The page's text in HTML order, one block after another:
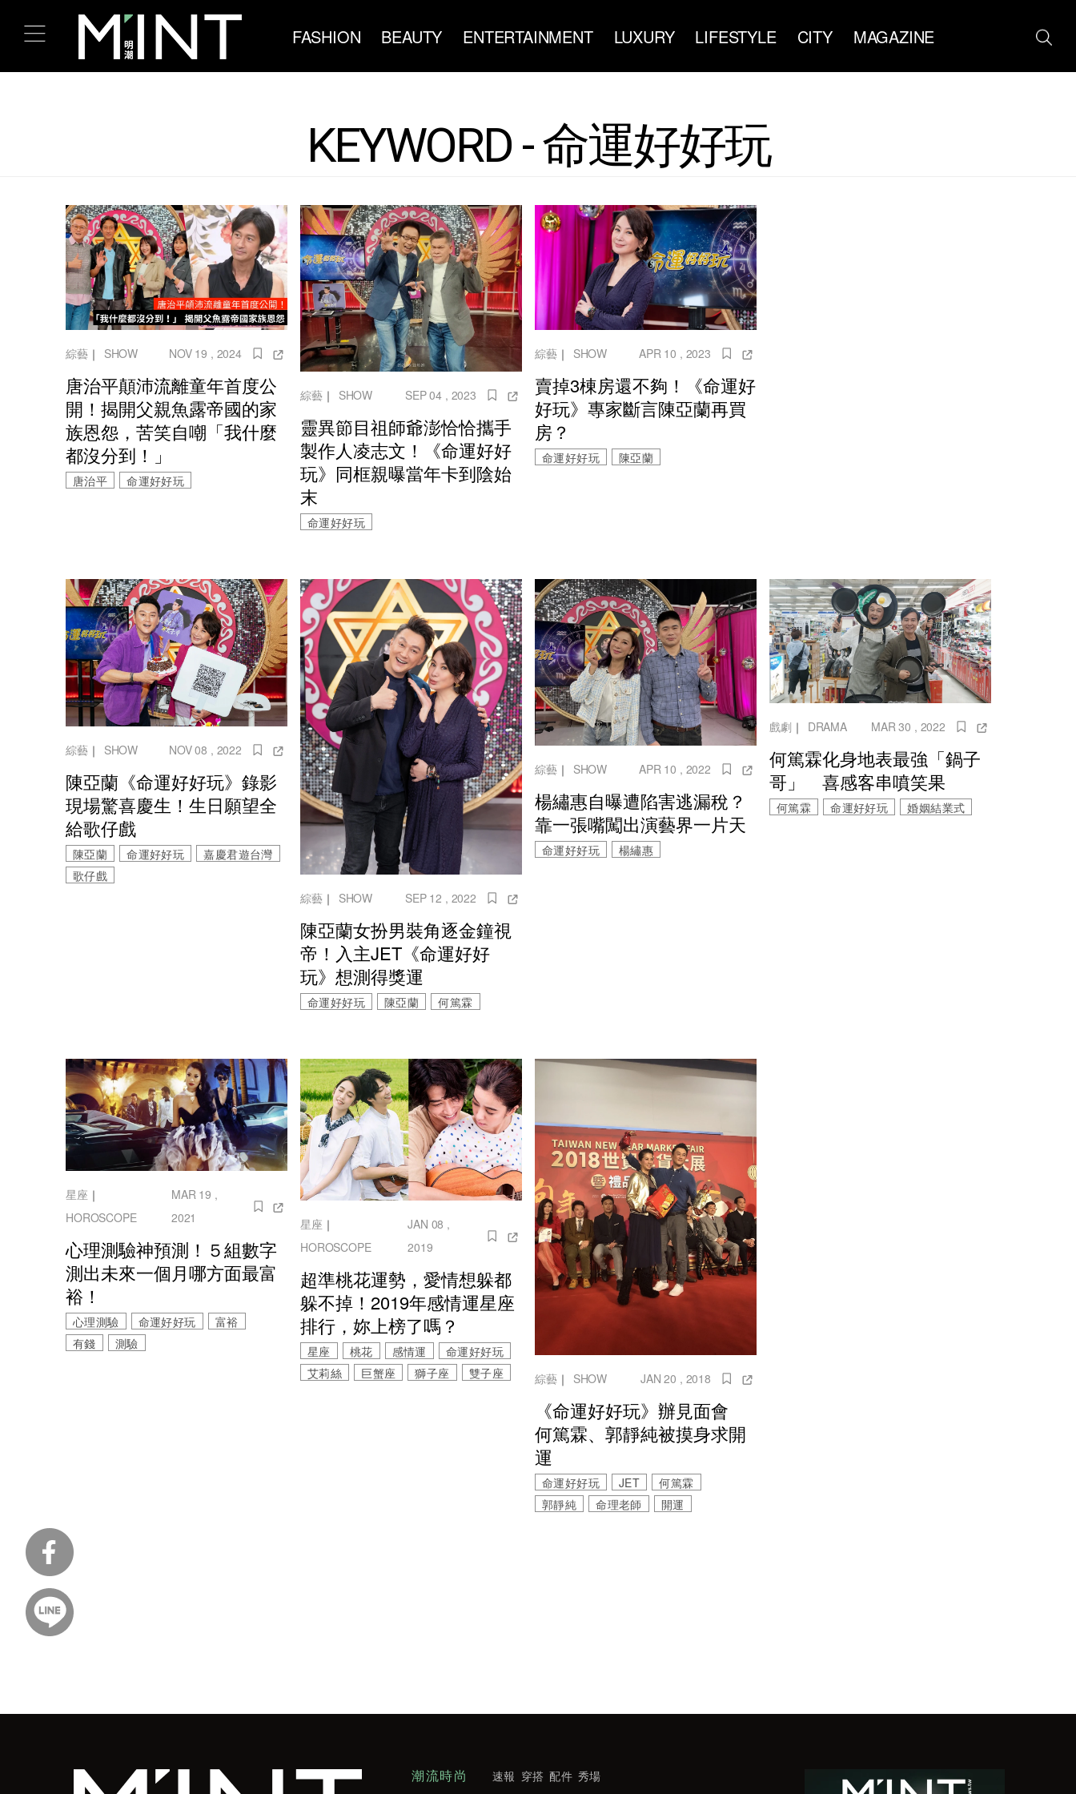
FASHION BEAUTY ENTERTAINMENT LUXURY LIFESTYLE CITY MAGAZINE
KEYWORD - 命運好好玩
綜藝 ｜ SHOW NOV 19 , 2024
唐治平顛沛流離童年首度公
開！揭開父親魚露帝國的家
族恩怨，苦笑自嘲「我什麼
都沒分到！」
唐治平 命運好好玩
綜藝 ｜ SHOW SEP 04 , 2023
靈異節目祖師爺澎恰恰攜手
製作人凌志文！《命運好好
玩》同框親曝當年卡到陰始
末
命運好好玩
綜藝 ｜ SHOW APR 10 , 2023
賣掉3棟房還不夠！《命運好
好玩》專家斷言陳亞蘭再買
房？
命運好好玩 陳亞蘭
綜藝 ｜ SHOW NOV 08 , 2022
陳亞蘭《命運好好玩》錄影
現場驚喜慶生！生日願望全
給歌仔戲
陳亞蘭 命運好好玩
嘉慶君遊台灣
歌仔戲
綜藝 ｜ SHOW SEP 12 , 2022
陳亞蘭女扮男裝角逐金鐘視
帝！入主JET《命運好好
玩》想測得獎運
命運好好玩 陳亞蘭 何篤霖
綜藝 ｜ SHOW APR 10 , 2022
楊繡惠自曝遭陷害逃漏稅？
靠一張嘴闖出演藝界一片天
命運好好玩 楊繡惠
戲劇 ｜ DRAMA MAR 30 , 2022
何篤霖化身地表最強「鍋子
哥」 喜感客串噴笑果
何篤霖 命運好好玩 婚姻結業式
星座 ｜
HOROSCOPE
MAR 19 ,
2021
心理測驗神預測！５組數字
測出未來一個月哪方面最富
裕！
心理測驗 命運好好玩
富裕
有錢
測驗
星座 ｜
HOROSCOPE
JAN 08 ,
2019
超準桃花運勢，愛情想躲都
躲不掉！2019年感情運星座
排行，妳上榜了嗎？
星座 桃花 感情運
命運好好玩
艾莉絲
巨蟹座 獅子座 雙子座 綜藝 ｜ SHOW JAN 20 , 2018
《命運好好玩》辦見面會
何篤霖、郭靜純被摸身求開
運
命運好好玩 JET
何篤霖
郭靜純
命理老師 開運
潮流時尚 速報 穿搭 配件 秀場